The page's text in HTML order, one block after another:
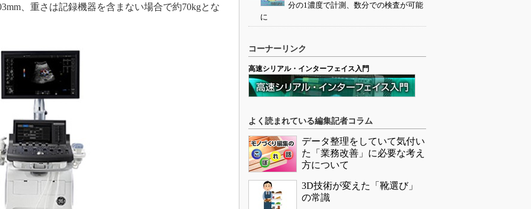
、重さは記録機器を含まない場合で約70kgとな
分の1濃度で計測、数分での検査が可能
に
コーナーリンク
高速シリアル・インターフェイス入門
よく読まれている編集記者コラム
データ整理をしていて気付い
た「業務改善」に必要な考え
方について
3D技術が変えた「靴選び」
の常識